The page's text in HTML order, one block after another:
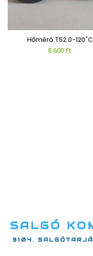
Hőmérő T52 0-120˚C
8 600Ft